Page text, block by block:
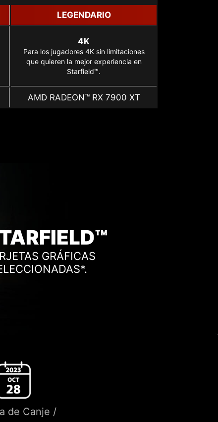
LEGENDARIO
4K
Para los jugadores 4K sin limitaciones
que quieren la mejor experiencia en
Starfield™.
AMD RADEON™ RX 7900 XT
GRÁFICAS
de Canje /